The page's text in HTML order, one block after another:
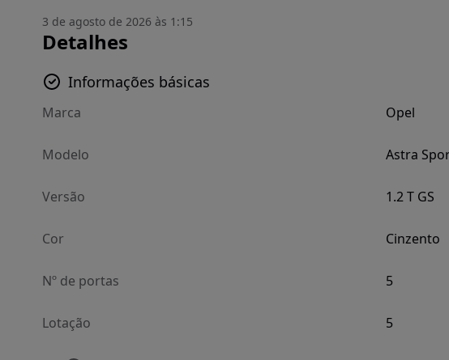
3 de agosto de 2026 às 1:15
Detalhes
Informações básicas
Marca Opel
Modelo Astra
Versão 1.2 T GS
Cor Cinzento
Nº de portas 5
Lotação 5